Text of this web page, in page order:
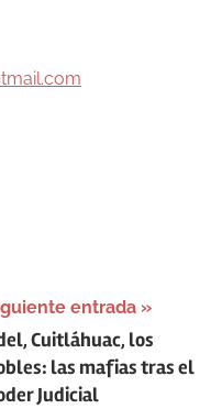
entrada
Cuitláhuac, los
las mafias tras el
Judicial